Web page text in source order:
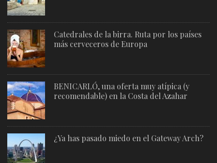
Catedrales de la birra. Ruta por los países
más cerveceros de Europa
BENICARLÓ, una oferta muy atípica (y
recomendable) en la Costa del Azahar
¿Ya has pasado miedo en el Gateway Arch?